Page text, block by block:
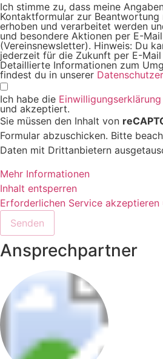
Ich stimme zu, dass meine
Kontaktformular zur Beantwortung
erhoben und verarbeitet werden
und besondere Aktionen per E-
(Vereinsnewsletter). Hinweis: Du
jederzeit für die Zukunft per E-
Detaillierte Informationen zum
findest du in unserer
Ich habe die Einwilligungserklärung
und akzeptiert.
Sie müssen den Inhalt von
Formular abzuschicken. Bitte
Daten mit Drittanbietern
Mehr Informationen
Inhalt entsperren
Erforderlichen Service
Senden
Ansprechpartner